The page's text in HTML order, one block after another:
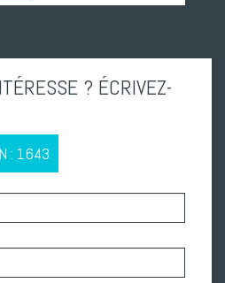
? ÉCRIVEZ-
: 1643